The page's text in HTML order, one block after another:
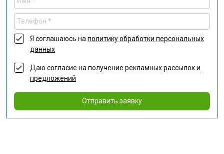
Я соглашаюсь наполитику обработки персональных
данных
Даю согласие на получение рекламных рассылок и
предложений
Отправить заявку